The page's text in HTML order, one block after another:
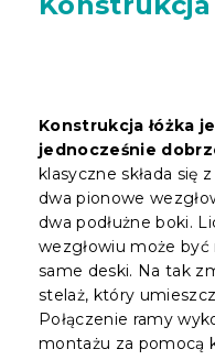
Konstrukcja łóżka
jednocześnie
klasyczne składa się
dwa pionowe
dwa podłużne boki.
wezgłowiu może
same deski. Na tak
stelaż, który
Połączenie ramy
montażu za pomocą